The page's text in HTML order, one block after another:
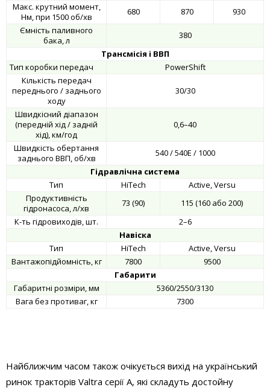
Макс. крутний момент,
Нм, при 1500 об/хв
680 870
930
Ємність паливного
бака, л
380
Трансмісія і ВВП
Тип коробки передач
PowerShift
Кількість передач
переднього / заднього
ходу
30/30
Швидкісний діапазон
(передній хід / задній
хід), км/год
0,6–40
Швидкість обертання
заднього ВВП, об/хв
540 / 540E / 1000
Гідравлічна система
Тип
HiTech
Active, Versu
Продуктивність
гідронасоса, л/хв
73 (90)
115 (160 або 200)
К-ть гідровиходів, шт.
2–6
Навіска
Тип
HiTech
Active, Versu
Вантажопідйомність, кг
7800
9500
Габарити
Габаритні розміри, мм
5360/2550/3130
Вага без противаг, кг
7300
Найближчим часом також очікується вихід на український
ринок тракторів Valtra серії A, які складуть достойну